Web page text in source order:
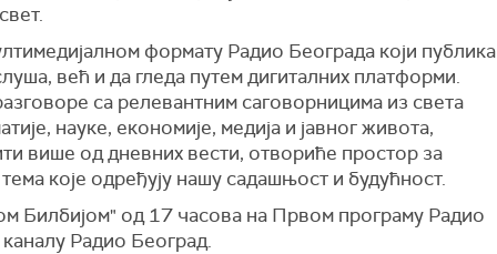
формату Радио Београда који публика
већ и да гледа путем дигиталних платформи.
са релевантним саговорницима из света
науке, економије, медија и јавног живота,
више од дневних вести, отвориће простор за
које одређују нашу садашњост и будућност.
Билбијом" од 17 часова на Првом програму Радио
каналу Радио Београд.